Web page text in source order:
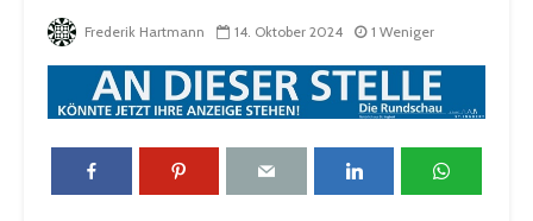
Frederik Hartmann 14. Oktober 2024 1 Weniger